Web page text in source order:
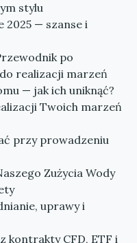
stylu
2025 — szanse i
po
realizacji marzeń
— jak ich uniknąć?
Twoich marzeń
przy prowadzeniu
Zużycia Wody
uprawy i
kontrakty CFD, ETF i